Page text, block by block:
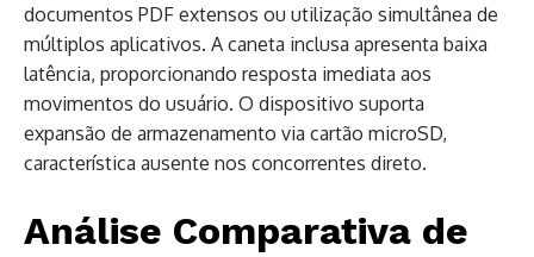
documentos PDF extensos ou utilização simultânea de
múltiplos aplicativos. A caneta inclusa apresenta baixa
latência, proporcionando resposta imediata aos
movimentos do usuário. O dispositivo suporta
expansão de armazenamento via cartão microSD,
característica ausente nos concorrentes direto.
Análise Comparativa de